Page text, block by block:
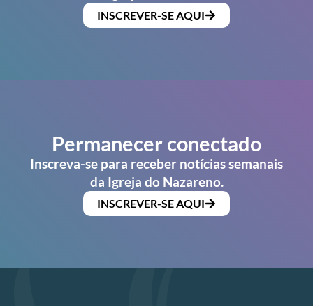
INSCREVER-SE AQUI
Permanecer conectado
Inscreva-se para receber notícias semanais
da Igreja do Nazareno.
INSCREVER-SE AQUI